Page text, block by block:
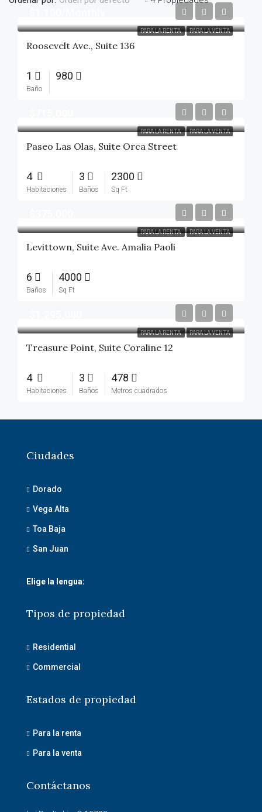
PARA LA RENTA PARA LA VENTA
Roosevelt Ave., Suite 136
1
Baño
980
PARA LA RENTA PARA LA VENTA
Paseo Las Olas, Suite Orca Street
4
Habitaciones
3
Baños
2300
Sq Ft
PARA LA RENTA PARA LA VENTA
Levittown, Suite Ave. Amalia Paoli
6
Baños
4000
Sq Ft
PARA LA RENTA PARA LA VENTA
Treasure Point, Suite Coraline 12
4
Habitaciones
3
Baños
478
Metros cuadrados
Ciudades
Dorado
Vega Alta
Toa Baja
San Juan
Elige la lengua:
Tipos de propiedad
Residential
Commercial
Estados de propiedad
Para la renta
Para la venta
Contáctanos